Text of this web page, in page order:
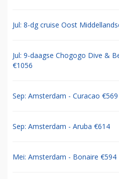
Jul: 8-dg cruise Oost
Jul: 9-daagse Chogogo Dive &
€1056
Sep: Amsterdam - Curacao €569
Sep: Amsterdam - Aruba €614
Mei: Amsterdam - Bonaire €594